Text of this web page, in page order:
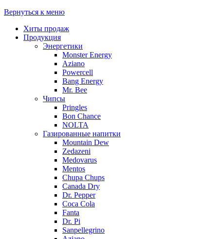
Вернуться к меню
Хиты продаж
Продукция
Энергетики
Monster Energy
Aziano
Powercell
Bang Energy
Mr. Bee
Чипсы
Pringles
Bon Chance
NOLTA
Газированные напитки
Mountain Dew
Zedazeni
Medovarus
Mentos
Chupa Chups
Canada Dry
Dr. Pepper
Coca Cola
Fanta
Dr. Pi
Sanpellegrino